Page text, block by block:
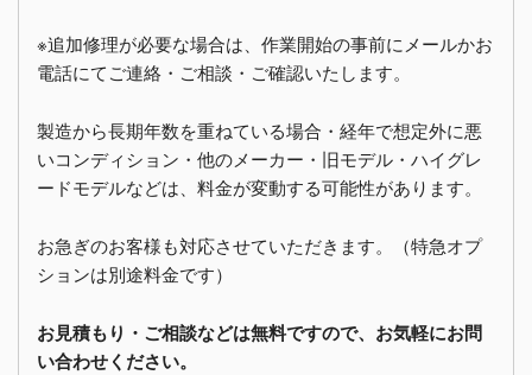
※追加修理が必要な場合は、作業開始の事前にメールかお
電話にてご連絡・ご相談・ご確認いたします。
製造から長期年数を重ねている場合・経年で想定外に悪
いコンディション・他のメーカー・旧モデル・ハイグレ
ードモデルなどは、料金が変動する可能性があります。
お急ぎのお客様も対応させていただきます。（特急オプ
ションは別途料金です）
お見積もり・ご相談などは無料ですので、お気軽にお問
い合わせください。